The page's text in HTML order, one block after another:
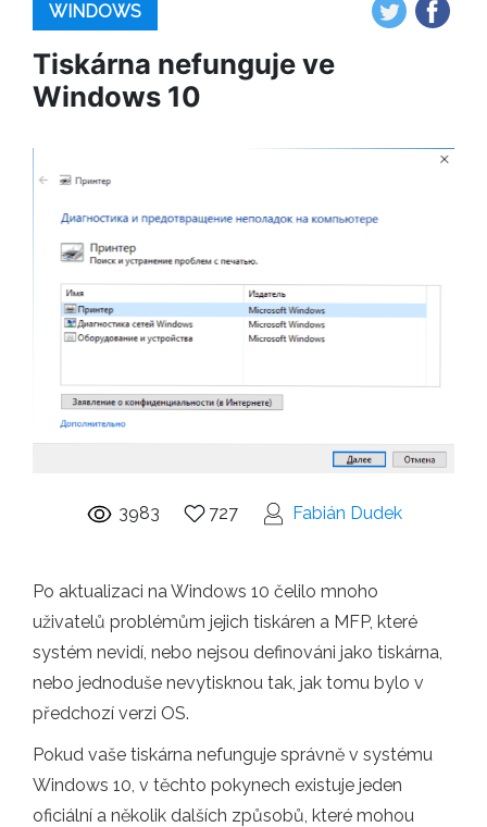
WINDOWS
Tiskárna nefunguje ve
Windows 10
3983 727 Fabián Dudek
Po aktualizaci na Windows 10 čelilo mnoho
uživatelů problémům jejich tiskáren a MFP, které
systém nevidí, nebo nejsou definováni jako tiskárna,
nebo jednoduše nevytisknou tak, jak tomu bylo v
předchozí verzi OS.
Pokud vaše tiskárna nefunguje správně v systému
Windows 10, v těchto pokynech existuje jeden
oficiální a několik dalších způsobů, které mohou